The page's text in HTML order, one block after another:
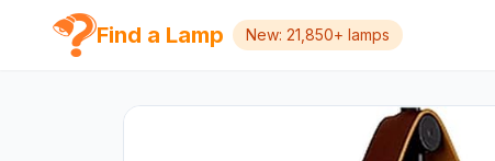
Find a Lamp New: 21,850+ lamps